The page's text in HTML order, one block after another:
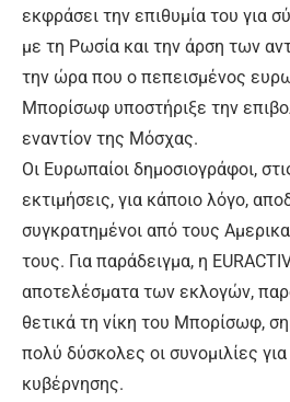
εκφράσει την επιθυμία του για
με τη Ρωσία και την άρση των
την ώρα που ο πεπεισμένος
Μπορίσωφ υποστήριξε την
εναντίον της Μόσχας.
Οι Ευρωπαίοι δημοσιογράφοι,
εκτιμήσεις, για κάποιο λόγο,
συγκρατημένοι από τους
τους. Για παράδειγμα, η
αποτελέσματα των εκλογών,
θετικά τη νίκη του Μπορίσωφ,
πολύ δύσκολες οι συνομιλίες
κυβέρνησης.